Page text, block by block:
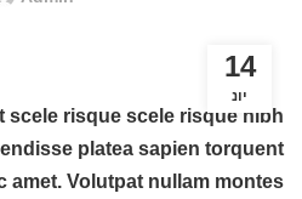
14
יונ
scele risque scele risque nibh
platea sapien torquent
amet. Volutpat nullam montes